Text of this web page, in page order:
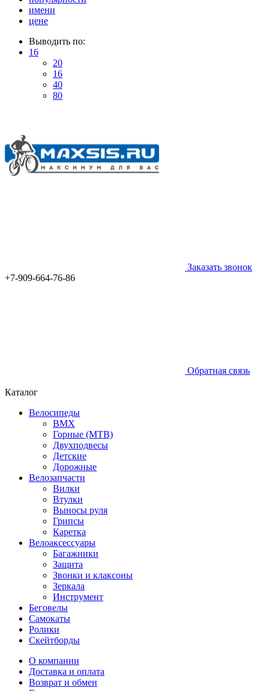
имени
цене
Выводить по:
16
20
16
40
80
Заказать звонок
+7-909-664-76-86
Обратная связь
Каталог
Велосипеды
BMX
Горные (MTB)
Двухподвесы
Детские
Дорожные
Велозапчасти
Вилки
Втулки
Выносы руля
Грипсы
Каретка
Велоаксессуары
Багажники
Защита
Звонки и клаксоны
Зеркала
Инструмент
Беговелы
Самокаты
Ролики
Скейтборды
О компании
Доставка и оплата
Возврат и обмен